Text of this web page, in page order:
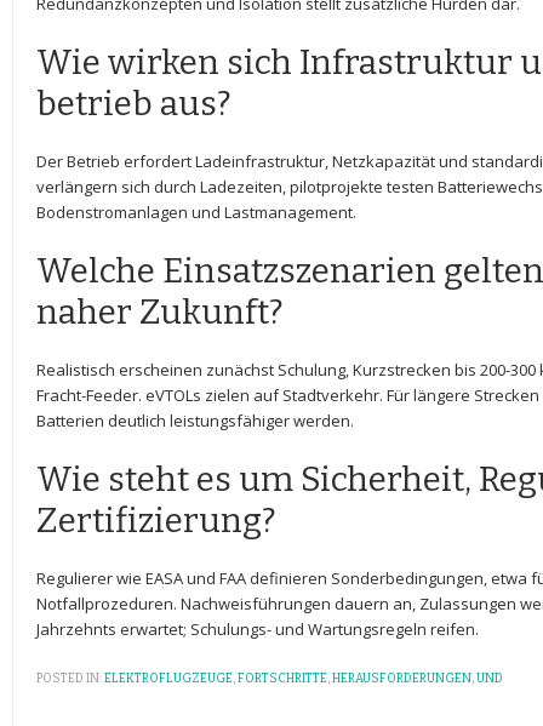
Wie wirken sich Infrastruktur
betrieb aus?
Der ⁢Betrieb erfordert Ladeinfrastruktur, ‌Netzkapazität und
verlängern sich durch​ Ladezeiten, pilotprojekte testen
Bodenstromanlagen und Lastmanagement.
Welche Einsatzszenarien
⁢naher Zukunft?
Realistisch erscheinen zunächst ⁢Schulung,​ Kurzstrecken bis 200-
Fracht-Feeder. eVTOLs zielen auf Stadtverkehr. ⁢Für⁢ längere
Batterien ⁢deutlich leistungsfähiger werden.
Wie steht es um ⁣Sicherheit,
Zertifizierung?
Regulierer wie EASA und FAA definieren Sonderbedingungen, etwa⁣
Notfallprozeduren. Nachweisführungen dauern ‌an, Zulassungen
⁤Jahrzehnts erwartet; ⁣Schulungs- und Wartungsregeln reifen.
POSTED IN:ELEKTROFLUGZEUGE,FORTSCHRITTE,HERAUSFORDERUNGEN,UND